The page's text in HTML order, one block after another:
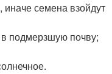
иначе семена взойдут
подмерзшую почву;